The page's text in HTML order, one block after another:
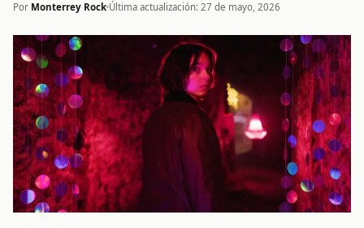
Por Monterrey Rock Última actualización: 27 de mayo, 2026